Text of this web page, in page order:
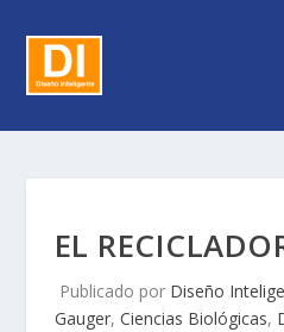
EL
Publicado por Diseño
Gauger, Ciencias Biológicas,